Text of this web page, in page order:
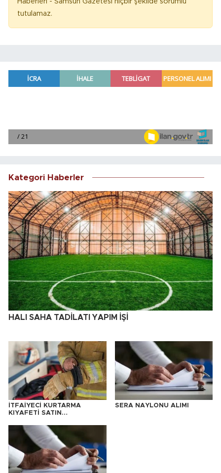
tutulamaz.
Kategori Haberler
HALI SAHA TADİLATI YAPIM İŞİ
İTFAİYECİ KURTARMA
KIYAFETİ SATIN
SERA NAYLONU ALIMI